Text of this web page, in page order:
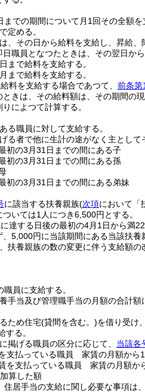
での期間について月1回その全額を
定める。
、その日から給料を支給し、昇給
職員となつたときは、その翌日から
まで給料を支給する。
まで給料を支給する。
料を支給する場合であつて、 前条第
きは、その給料額は、その期間の
によつて計算する。
る職員に対して支給する。
る者で他に生計の途がなく主として
初の3月31日までの間にある子
初の3月31日までの間にある孫
初の3月31日までの間にある弟妹
に該当する扶養親族(次項において「
いては1人につき6,500円とする。
達する日後の最初の4月1日から満
5,000円に当該期間にある当該扶
扶養親族の数の変更に伴う支給額
員に支給する。
手当及び管理職手当の月額の合計額
ため住宅(貸間を含む。)を借り受け
する。
に掲げる職員の区分に応じて、 当該各
支払っている職員 家賃の月額から
を支払っている職員 家賃の月額か
算した額
居手当の支給に関し必要な事項は